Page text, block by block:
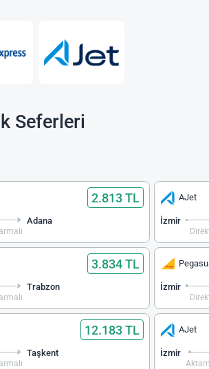
Seferleri
2.813 TL
Adana
AJet
İzmir
3.834 TL
Trabzon İzmir
12.183 TL
Taşkent
AJet
İzmir